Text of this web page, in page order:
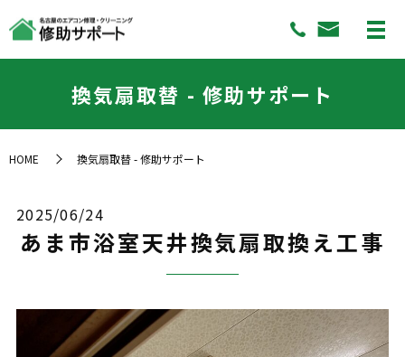
換気扇取替 - 修助サポート
HOME 換気扇取替 - 修助サポート
2025/06/24
あま市浴室天井換気扇取換え工事